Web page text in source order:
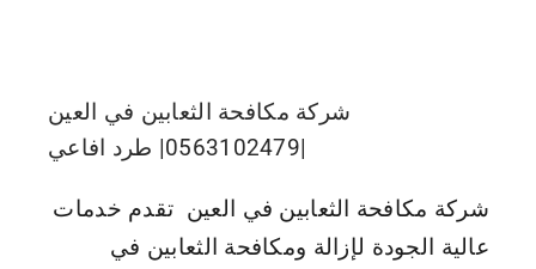
شركة مكافحة الثعابين في العين
|0563102479| طرد افاعي
شركة مكافحة الثعابين في العين تقدم خدمات
عالية الجودة لإزالة ومكافحة الثعابين في